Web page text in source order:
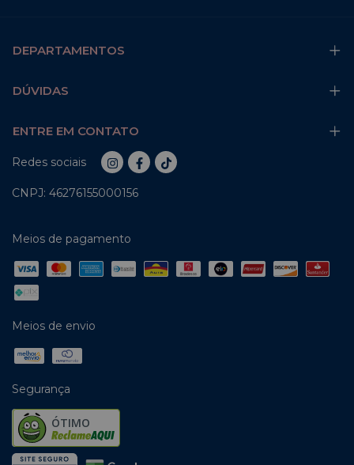
DEPARTAMENTOS
DÚVIDAS
ENTRE EM CONTATO
Redes sociais
CNPJ: 46276155000156
Meios de pagamento
Meios de envio
Segurança
ÓTIMO